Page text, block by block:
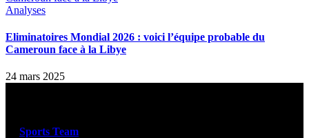
Analyses
Eliminatoires Mondial 2026 : voici l’équipe probable du
Cameroun face à la Libye
24 mars 2025
Sports Team